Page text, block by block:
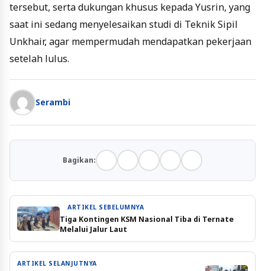
tersebut, serta dukungan khusus kepada Yusrin, yang
saat ini sedang menyelesaikan studi di Teknik Sipil
Unkhair, agar mempermudah mendapatkan pekerjaan
setelah lulus.
Serambi
Bagikan:
ARTIKEL SEBELUMNYA
Tiga Kontingen KSM Nasional Tiba di Ternate
Melalui Jalur Laut
ARTIKEL SELANJUTNYA